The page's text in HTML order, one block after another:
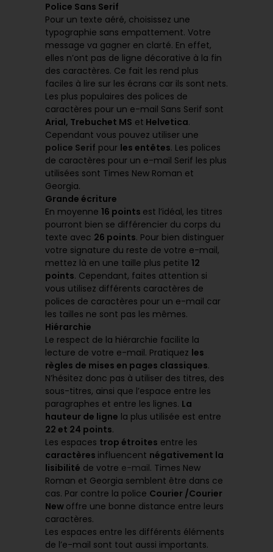
Police Sans Serif
Pour un texte aéré, choisissez une
typographie sans empattement. Votre
message va gagner en clarté. En effet,
elles n’ont pas de ligne décorative à la fin
des caractères. Ce fait les rend plus
faciles à lire sur les écrans car ils sont nets.
Les plus populaires des polices de
caractères pour un e-mail Sans Serif sont
Arial, Trebuchet MS et Helvetica.
Cependant vous pouvez utiliser une
police Serif pour les entêtes. Les polices
de caractères pour un e-mail Serif les plus
utilisées sont Times New Roman et
Georgia.
Grande écriture
En moyenne 16 points est l’idéal, les titres
pourront bien se différencier du corps du
texte avec 26 points. Pour bien distinguer
votre signature du reste de votre e-mail,
mettez là en une taille plus petite 12
points. Cependant, faites attention si
vous utilisez différents caractères de
polices de caractères pour un e-mail car
les tailles ne sont pas les mêmes.
Hiérarchie
Le respect de la hiérarchie facilite la
lecture de votre e-mail. Pratiquez les
règles de mises en pages classiques.
N’hésitez donc pas à utiliser des titres, des
sous-titres, ainsi que l’espace entre les
paragraphes et entre les lignes. La
hauteur de ligne la plus utilisée est entre
22 et 24 points.
Les espaces trop étroites entre les
caractères influencent négativement la
lisibilité de votre e-mail. Times New
Roman et Georgia semblent être dans ce
cas. Par contre la police Courier /Courier
New offre une bonne distance entre leurs
caractères.
Les espaces entre les différents éléments
de l’e-mail sont tout aussi importants.